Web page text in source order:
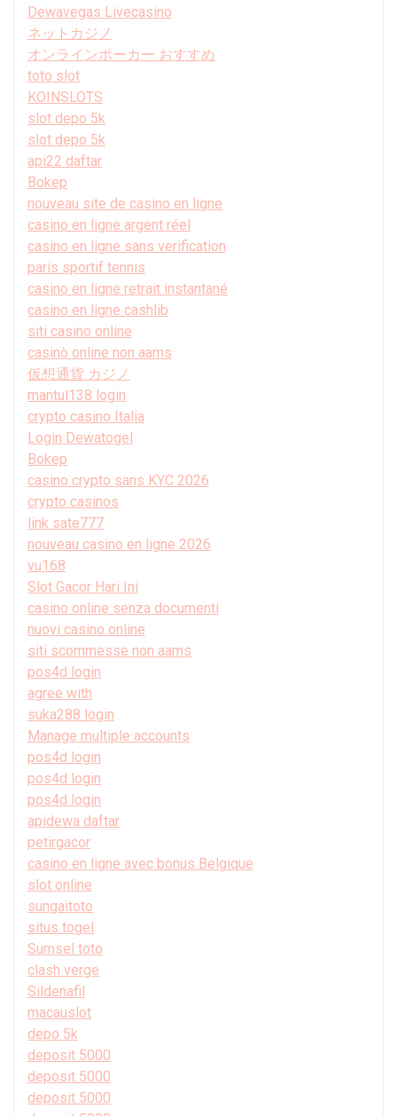
Dewavegas Livecasino
ネットカジノ
オンラインポーカー おすすめ
toto slot
KOINSLOTS
slot depo 5k
slot depo 5k
api22 daftar
Bokep
nouveau site de casino en ligne
casino en ligne argent réel
casino en ligne sans verification
paris sportif tennis
casino en ligne retrait instantané
casino en ligne cashlib
siti casino online
casinò online non aams
仮想通貨 カジノ
mantul138 login
crypto casino Italia
Login Dewatogel
Bokep
casino crypto sans KYC 2026
crypto casinos
link sate777
nouveau casino en ligne 2026
vu168
Slot Gacor Hari Ini
casino online senza documenti
nuovi casino online
siti scommesse non aams
pos4d login
agree with
suka288 login
Manage multiple accounts
pos4d login
pos4d login
pos4d login
apidewa daftar
petirgacor
casino en ligne avec bonus Belgique
slot online
sungaitoto
situs togel
Sumsel toto
clash verge
Sildenafil
macauslot
depo 5k
deposit 5000
deposit 5000
deposit 5000